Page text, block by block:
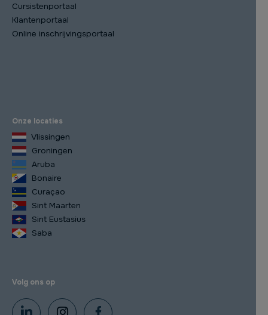
Cursistenportaal
Klantenportaal
Online inschrijvingsportaal
Onze locaties
Vlissingen
Groningen
Aruba
Bonaire
Curaçao
Sint Maarten
Sint Eustasius
Saba
Volg ons op